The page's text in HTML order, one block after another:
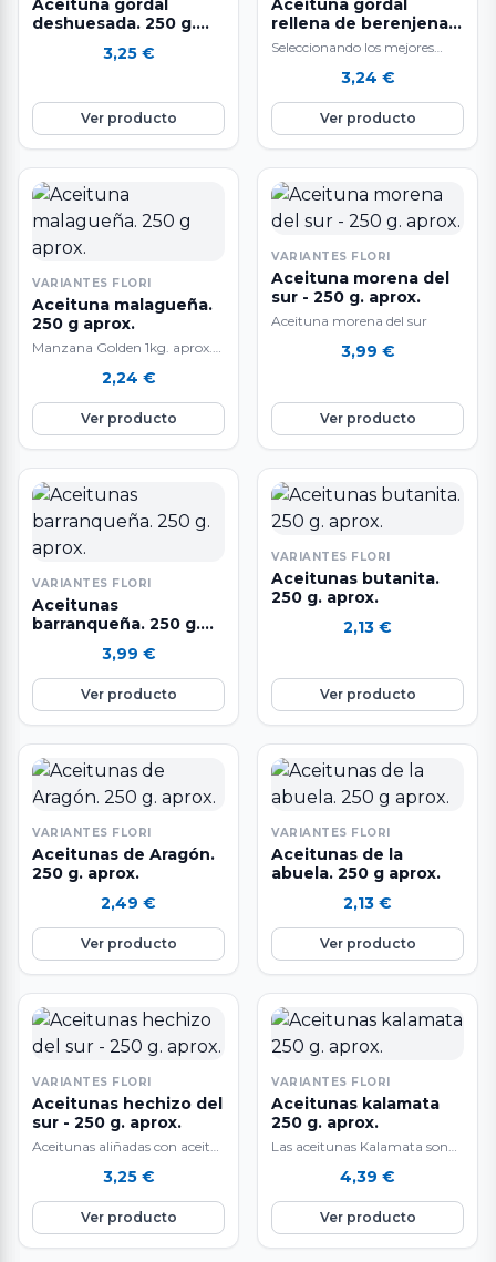
Aceituna gordal
deshuesada. 250 g.
3,25 €
Ver producto
Aceituna gordal
rellena de berenjena -
250 g. aprox.
Seleccionando los mejores
sistema de elaboración diaria
que hacen que nuestras…
3,24 €
Ver producto
VARIANTES FLORI
Aceituna malagueña.
250 g aprox.
Manzana Golden 1kg. aprox.
fruta nutritiva e hidratante ya
que está compuesta por agua
en un 85%, aporta vitamina E
y C, rica en fibra y en potasio.
Favorece la eliminación de
líquidos y mejora el tránsito
el colesterol.
2,24 €
Ver producto
VARIANTES FLORI
Aceituna morena del
sur - 250 g. aprox.
Aceituna morena del sur
3,99 €
Ver producto
VARIANTES FLORI
Aceitunas
barranqueña. 250 g.
3,99 €
Ver producto
VARIANTES FLORI
Aceitunas butanita.
250 g. aprox.
2,13 €
Ver producto
VARIANTES FLORI
Aceitunas de Aragón.
250 g. aprox.
2,49 €
Ver producto
VARIANTES FLORI
Aceitunas de la
abuela. 250 g aprox.
2,13 €
Ver producto
VARIANTES FLORI
Aceitunas hechizo del
sur - 250 g. aprox.
Aceitunas aliñadas con aceite,
3,25 €
Ver producto
VARIANTES FLORI
Aceitunas kalamata
250 g. aprox.
Las aceitunas Kalamata son
aceituna negra natural.
Aceituna de kalamata con
aliño especial…
4,39 €
Ver producto